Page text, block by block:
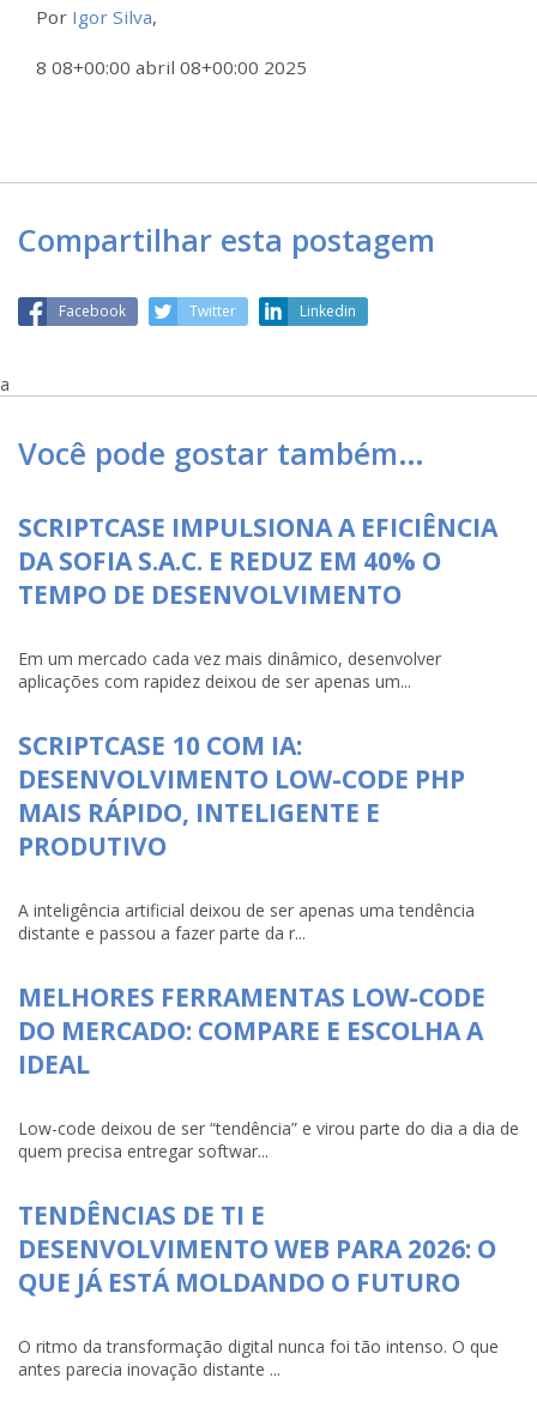
Por Igor Silva,
8 08+00:00 abril 08+00:00 2025
Compartilhar esta postagem
Facebook Twitter Linkedin
a
Você pode gostar também…
SCRIPTCASE IMPULSIONA A EFICIÊNCIA
DA SOFIA S.A.C. E REDUZ EM 40% O
TEMPO DE DESENVOLVIMENTO
Em um mercado cada vez mais dinâmico, desenvolver
aplicações com rapidez deixou de ser apenas um...
SCRIPTCASE 10 COM IA:
DESENVOLVIMENTO LOW-CODE PHP
MAIS RÁPIDO, INTELIGENTE E
PRODUTIVO
A inteligência artificial deixou de ser apenas uma tendência
distante e passou a fazer parte da r...
MELHORES FERRAMENTAS LOW-CODE
DO MERCADO: COMPARE E ESCOLHA A
IDEAL
Low-code deixou de ser “tendência” e virou parte do dia a dia de
quem precisa entregar softwar...
TENDÊNCIAS DE TI E
DESENVOLVIMENTO WEB PARA 2026: O
QUE JÁ ESTÁ MOLDANDO O FUTURO
O ritmo da transformação digital nunca foi tão intenso. O que
antes parecia inovação distante ...